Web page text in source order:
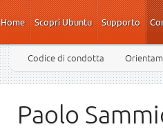
Home
Scopri Ubuntu Supporto
Codice di condotta
Paolo